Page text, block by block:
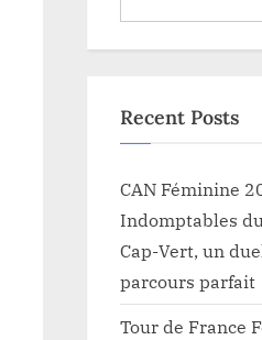
Recent Posts
CAN Féminine
Indomptables
Cap-Vert, un
parcours parfait
Tour de France